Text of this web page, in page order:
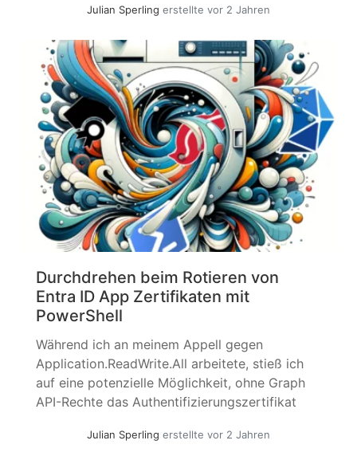
spielerisch von mir erstellt; wenn Sie hieraus
Verantwortung bei Ihnen. Ich habe schon
einige Artikel geschrieben, die zumindest am
Rande das... »weiterlesen
Julian Sperling erstellte vor 2 Jahren
Durchdrehen beim Rotieren von
Entra ID App Zertifikaten mit
PowerShell
Während ich an meinem Appell gegen
Application.ReadWrite.All arbeitete, stieß ich
auf eine potenzielle Möglichkeit, ohne Graph
API-Rechte das Authentifizierungszertifikat
Herum-Probieren hatte ich es nicht zu meiner
Julian Sperling erstellte vor 2 Jahren